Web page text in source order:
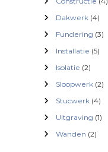
Dakwerk (4)
Fundering (3)
Installatie (5)
Isolatie (2)
Sloopwerk (2)
Stucwerk (4)
Uitgraving (1)
Wanden (2)